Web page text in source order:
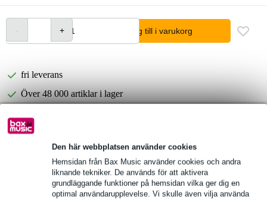
Den här webbplatsen använder cookies
Hemsidan från Bax Music använder cookies och andra
liknande tekniker. De används för att aktivera
grundläggande funktioner på hemsidan vilka ger dig en
optimal användarupplevelse. Vi skulle även vilja använda
lägg till i varukorg
fri leverans
Över 48 000 artiklar i lager
Produktinformation
dB Technologies TC ES84-skydd för 2x ES1203-toppar
endast lämplig för 2x dB Technologies ES1203-toppar